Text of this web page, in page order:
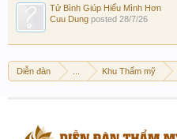
Tử Bình Giúp Hiểu Mình Hơn
Cuu Dung posted 28/7/26
Diễn đàn Khu Thẩm mỹ